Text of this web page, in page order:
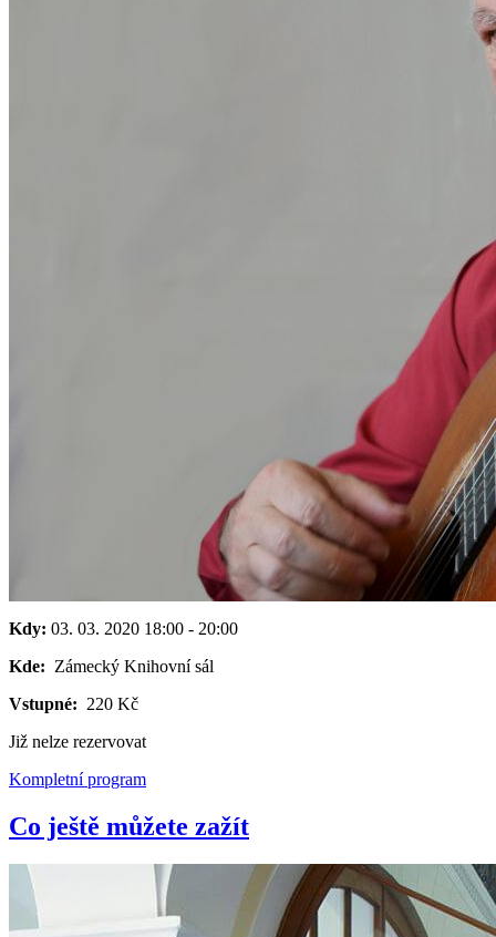
Kdy: 03. 03. 2020 18:00 - 20:00
Kde: Zámecký Knihovní sál
Vstupné: 220 Kč
Již nelze rezervovat
Kompletní program
Co ještě můžete zažít